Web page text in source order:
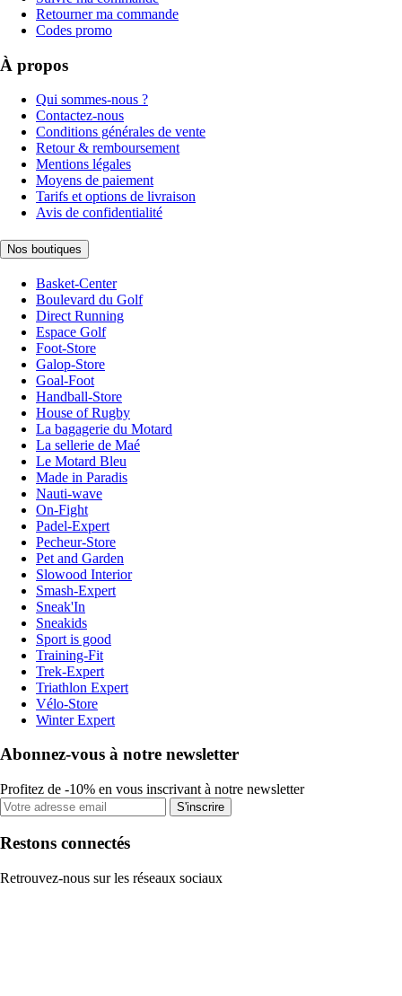
Retourner ma commande
Codes promo
À propos
Qui sommes-nous ?
Contactez-nous
Conditions générales de vente
Retour & remboursement
Mentions légales
Moyens de paiement
Tarifs et options de livraison
Avis de confidentialité
Nos boutiques
Basket-Center
Boulevard du Golf
Direct Running
Espace Golf
Foot-Store
Galop-Store
Goal-Foot
Handball-Store
House of Rugby
La bagagerie du Motard
La sellerie de Maé
Le Motard Bleu
Made in Paradis
Nauti-wave
On-Fight
Padel-Expert
Pecheur-Store
Pet and Garden
Slowood Interior
Smash-Expert
Sneak'In
Sneakids
Sport is good
Training-Fit
Trek-Expert
Triathlon Expert
Vélo-Store
Winter Expert
Abonnez-vous à notre newsletter
Profitez de -10% en vous inscrivant à notre newsletter
S'inscrire
Restons connectés
Retrouvez-nous sur les réseaux sociaux